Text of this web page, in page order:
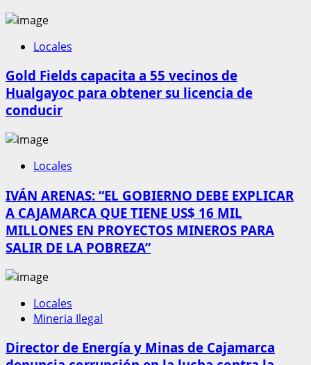
Locales
Gold Fields capacita a 55 vecinos de
Hualgayoc para obtener su licencia de
conducir
Locales
IVÁN ARENAS: “EL GOBIERNO DEBE EXPLICAR
A CAJAMARCA QUE TIENE US$ 16 MIL
MILLONES EN PROYECTOS MINEROS PARA
SALIR DE LA POBREZA”
Locales
Mineria Ilegal
Director de Energía y Minas de Cajamarca